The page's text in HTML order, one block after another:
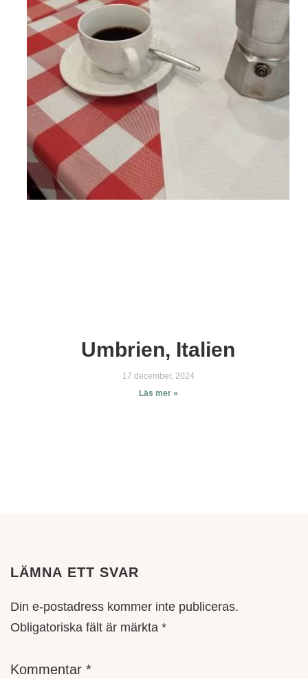
Umbrien, Italien
17 december, 2024
Läs mer »
LÄMNA ETT SVAR
Din e-postadress kommer inte publiceras.
Obligatoriska fält är märkta *
Kommentar *